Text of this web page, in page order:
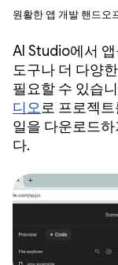
원활한 앱 개발 핸드오
AI Studio에서
도구나 더 다양
필요할 수 있습
디오로 프로젝
일을 다운로드
다.